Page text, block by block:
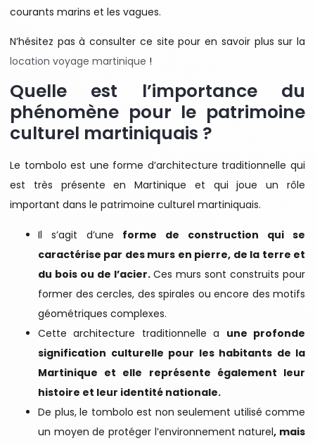
courants marins et les vagues.
N’hésitez pas à consulter ce site pour en savoir plus sur la
location voyage martinique !
Quelle est l’importance du
phénomène pour le patrimoine
culturel martiniquais ?
Le tombolo est une forme d’architecture traditionnelle qui
est très présente en Martinique et qui joue un rôle
important dans le patrimoine culturel martiniquais.
Il s’agit d’une forme de construction qui se
caractérise par des murs en pierre, de la terre et
du bois ou de l’acier.Ces murs sont construits pour
former des cercles, des spirales ou encore des motifs
géométriques complexes.
Cette architecture traditionnelle a une profonde
signification culturelle pour les habitants de la
Martinique et elle représente également leur
histoire et leur identité nationale.
De plus, le tombolo est non seulement utilisé comme
un moyen de protéger l’environnement naturel, mais